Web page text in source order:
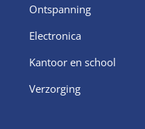
Ontspanning
Electronica
Kantoor en school
Verzorging